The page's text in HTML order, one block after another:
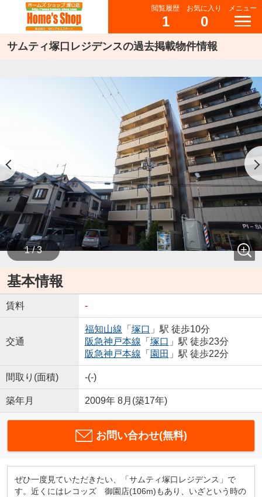
閲覧履歴
1
お気に入り
0
メニュー
サムティ塚口レジデンスの過去掲載物件情報
1 / 3
基本情報
賃料 -
交通
福知山線 「 塚口 」駅 徒歩10分
阪急神戸本線 「 塚口 」駅 徒歩23分
阪急神戸本線 「 園田 」駅 徒歩22分
間取り(面積) -(-)
築年月 2009年 8月(築17年)
お問い合わせ(無料)
ぜひ一度見ていただきたい、「サムティ塚口レジデンス」で
す。近くにはレコッズ 御園店(106m)もあり、いざという時の